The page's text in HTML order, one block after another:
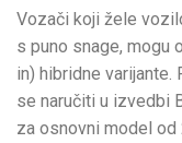
Vozači koji žele
s puno snage, mogu
in) hibridne varijante.
se naručiti u izvedbi
za osnovni model od